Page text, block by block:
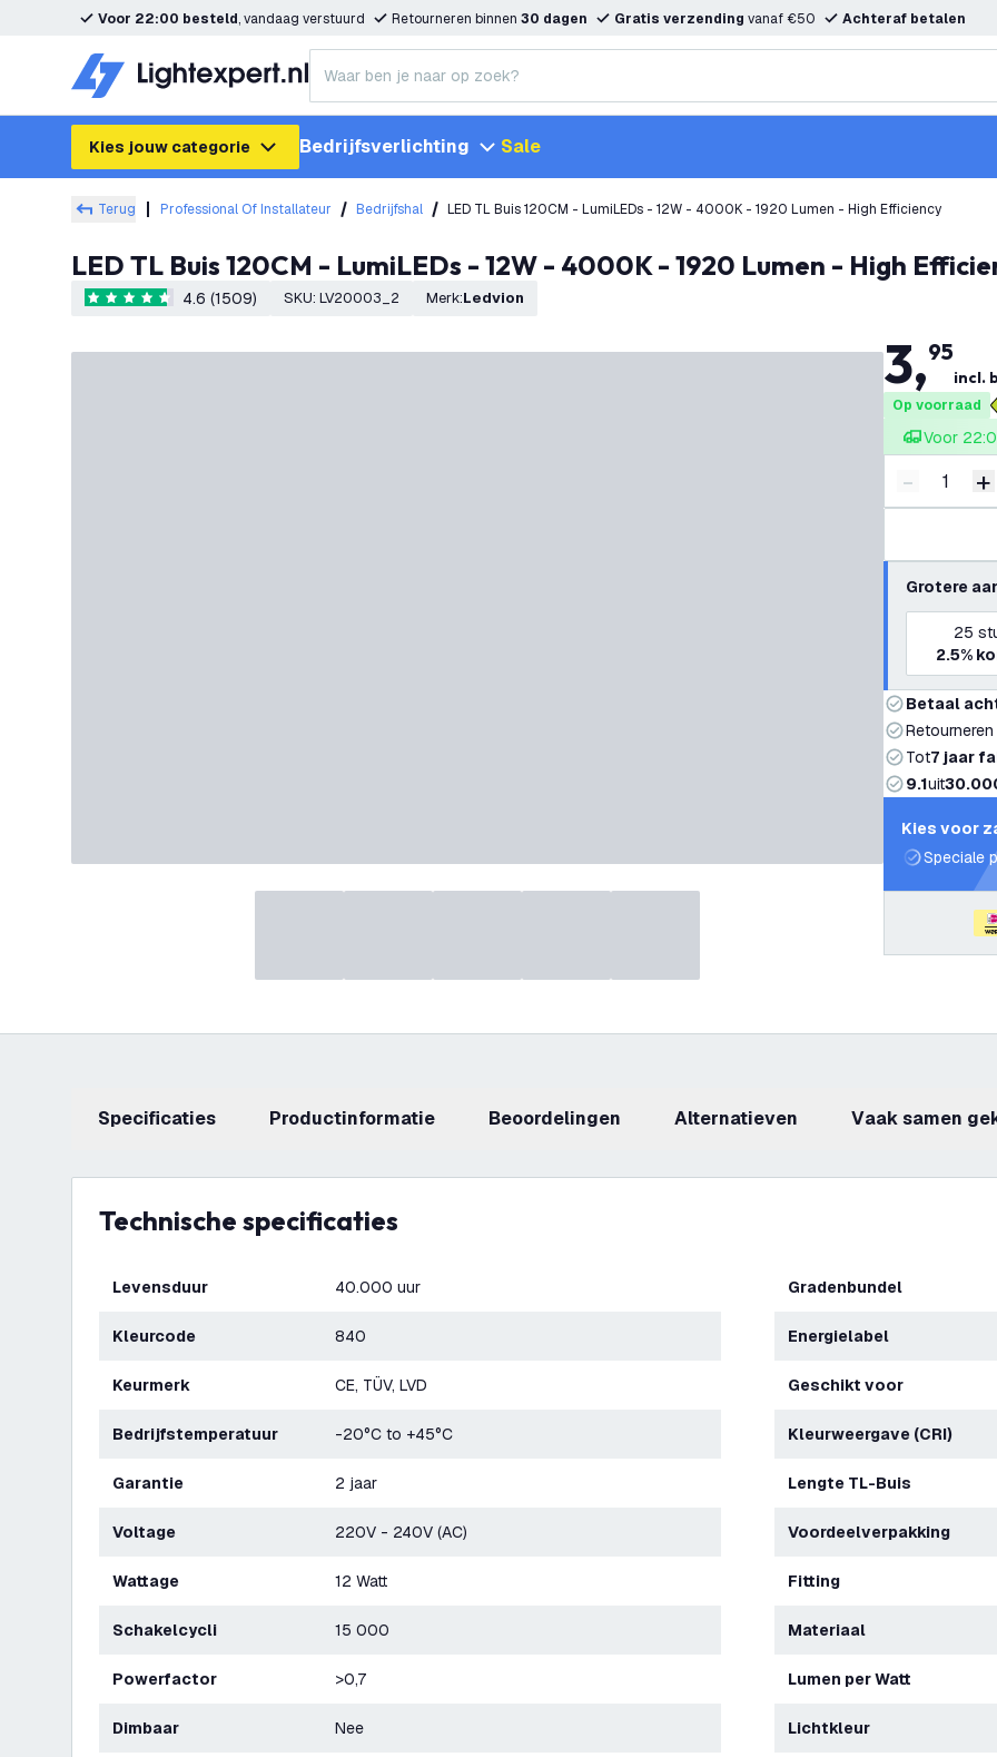
Voor 22:00 besteld, vandaag verstuurd Retourneren binnen 30 dagen Gratis verzending vanaf €50 Achteraf betalen
Kies jouw categorie Bedrijfsverlichting Sale
Terug Professional Of Installateur Bedrijfshal LED TL Buis 120CM - LumiLEDs - 12W - 4000K - 1920 Lumen - High Efficiency
LED TL Buis 120CM - LumiLEDs - 12W - 4000K - 1920 Lumen - High
4.6 score sterren4.6 (1509) SKU: LV20003_2 Merk: Ledvion
3,95
incl.
Op voorraad
Voor
Verminder
- +
Grotere
25
2.5%
Betaal
Tot7 jaar
9.1uit
Kies voor
Speciale
Specificaties productinformatie beoordelingen Alternatieven Vaak samen
Technische specificaties
Levensduur 40.000 uur
Kleurcode 840
Keurmerk CE, TÜV, LVD
Bedrijfstemperatuur -20°C to +45°C
Garantie 2 jaar
Voltage 220V - 240V (AC)
Wattage 12 Watt
Schakelcycli 15 000
Powerfactor >0,7
Dimbaar Nee
Gradenbundel
Energielabel
Geschikt voor
Kleurweergave (CRI)
Lengte TL-Buis
Voordeelverpakking
Fitting
Materiaal
Lumen per Watt
Lichtkleur